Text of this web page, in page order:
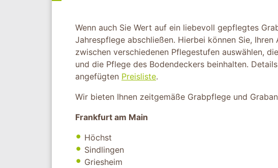
Wenn auch Sie Wert auf ein liebevoll gepflegtes
Jahrespflege abschließen. Hierbei können Sie, Ihren
zwischen verschiedenen Pflegestufen auswählen,
und die Pflege des Bodendeckers beinhalten.
angefügten Preisliste.
Wir bieten Ihnen zeitgemäße Grabpflege und
Frankfurt am Main
Höchst
Sindlingen
Griesheim